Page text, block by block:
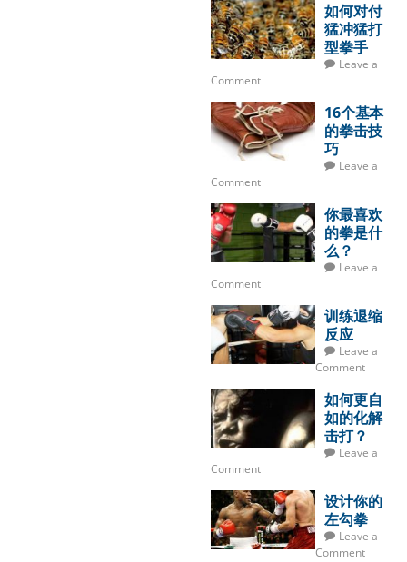
如何对付
猛冲猛打
型拳手
Leave a
Comment
16个基本
的拳击技
巧
Leave a
Comment
你最喜欢
的拳是什
么？
Leave a
Comment
训练退缩
反应
Leave a
Comment
如何更自
如的化解
击打？
Leave a
Comment
设计你的
左勾拳
Leave a
Comment